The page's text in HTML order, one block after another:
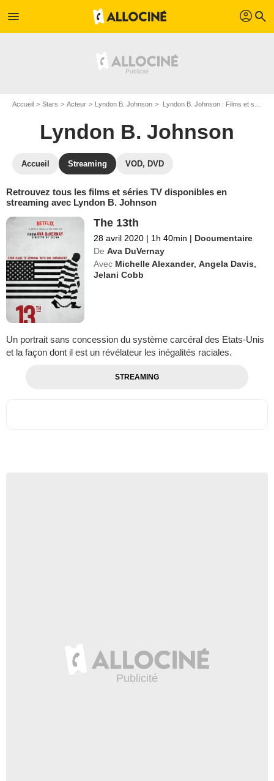
menu profil search
Accueil Stars Acteur Lyndon B. Johnson Lyndon B. Johnson : Films et séries online
Lyndon B. Johnson
Accueil Streaming VOD, DVD
Retrouvez tous les films et séries TV disponibles en
streaming avec Lyndon B. Johnson
The 13th
28 avril 2020 | 1h 40min | Documentaire
De Ava DuVernay
Avec Michelle Alexander,Angela Davis
Jelani Cobb
Un portrait sans concession du système carcéral des Etats-Unis
et la façon dont il est un révélateur les inégalités raciales.
STREAMING